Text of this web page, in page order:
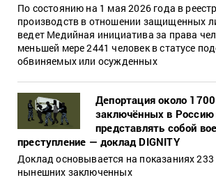
По состоянию на 1 мая 2026 года в
производств в отношении защищенных
ведет Медийная инициатива за права
меньшей мере 2441 человек в статусе
обвиняемых или осужденных
Депортация около
заключённых в
представлять собой
преступление — доклад DIGNITY
Доклад основывается на показаниях
нынешних заключенных